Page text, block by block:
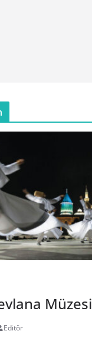
Müzesi
Editör